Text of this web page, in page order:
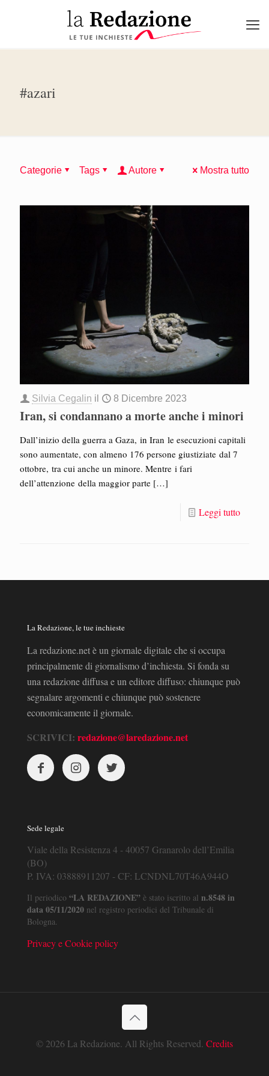
#azari
Categorie Tags Autore Mostra tutto
Silvia Cegalin il 8 Dicembre 2023
Iran, si condannano a morte anche i minori
Dall’inizio della guerra a Gaza, in Iran le esecuzioni capitali
sono aumentate, con almeno 176 persone giustiziate dal 7
ottobre, tra cui anche un minore. Mentre i fari
dell’attenzione della maggior parte […]
Leggi tutto
La Redazione, le tue inchieste
La redazione.net è un giornale digitale che si occupa
principalmente di giornalismo d’inchiesta. Si fonda su
una redazione diffusa e un editore diffuso: chiunque può
segnalare argomenti e chiunque può sostenere
economicamente il giornale.
SCRIVICI: redazione@laredazione.net
Sede legale
Viale della Resistenza 4 - 40057 Granarolo dell’Emilia
(BO)
P. IVA: 03888911207 - CF: LCNDNL70T46A944O
Il periodico “LA REDAZIONE” è stato iscritto al n.8548 in
data 05/11/2020 nel registro periodici del Tribunale di
Bologna.
Privacy e Cookie policy
© 2026 La Redazione. All Rights Reserved. Credits